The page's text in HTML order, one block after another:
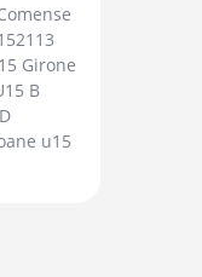
Girone
B
u15